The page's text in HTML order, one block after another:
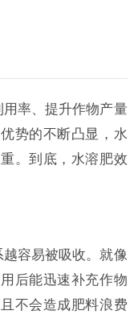
率、提升作物产量
势的不断凸显，水
。到底，水溶肥效
容易被吸收。就像
后能迅速补充作物
不会造成肥料浪费